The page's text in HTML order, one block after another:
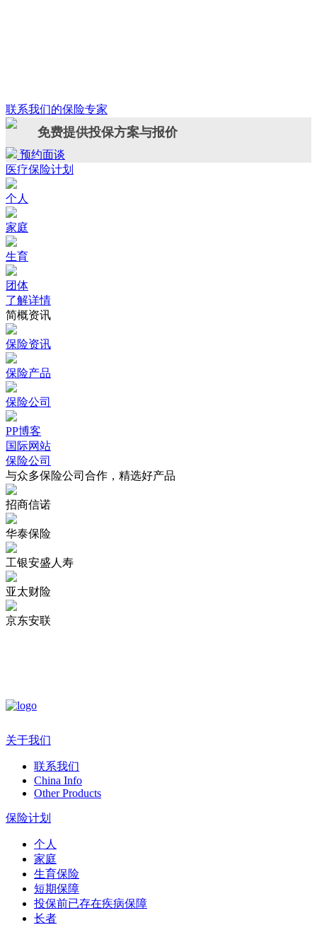
联系我们的保险专家
免费提供投保方案与报价
预约面谈
医疗保险计划
个人
家庭
生育
团体
了解详情
简概资讯
保险资讯
保险产品
保险公司
PP博客
国际网站
保险公司
与众多保险公司合作，精选好产品
招商信诺
华泰保险
工银安盛人寿
亚太财险
京东安联
关于我们
联系我们
China Info
Other Products
保险计划
个人
家庭
生育保险
短期保障
投保前已存在疾病保障
长者